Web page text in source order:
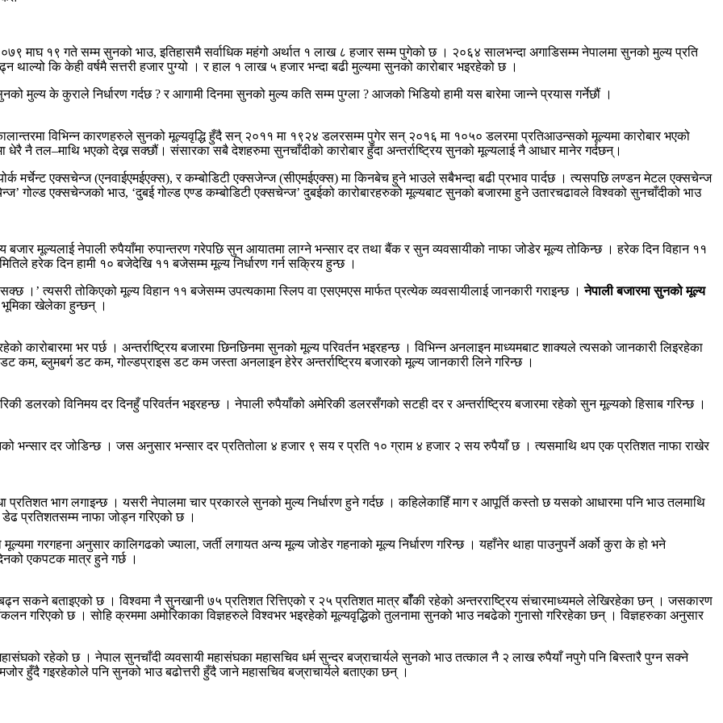
माघ १९ गते सम्म सुनको भाउ, इतिहासमै सर्वाधिक महंगो अर्थात १ लाख ८ हजार सम्म पुगेको छ । २०६४ सालभन्दा अगाडिसम्म नेपालमा सुनको मुल्य प्रति
कि केही वर्षमै सत्तरी हजार पुग्यो । र हाल १ लाख ५ हजार भन्दा बढी मुल्यमा सुनको कारोबार भइरहेको छ ।
मुल्य के कुराले निर्धारण गर्दछ ? र आगामी दिनमा सुनको मुल्य कति सम्म पुग्ला ? आजको भिडियो हामी यस बारेमा जान्ने प्रयास गर्नेछौं ।
विभिन्न कारणहरुले सुनको मूल्यवृद्धि हुँदै सन् २०११ मा १९२४ डलरसम्म पुगेर सन् २०१६ मा १०५० डलरमा प्रतिआउन्सको मूल्यमा कारोबार भएको
धेरै नै तल–माथि भएको देख्न सक्छौं। संसारका सबै देशहरुमा सुनचाँदीको कारोबार हुँदा अन्तर्राष्ट्रिय सुनको मूल्यलाई नै आधार मानेर गर्दछन्।
मर्चेन्ट एक्सचेन्ज (एनवाईएमईएक्स), र कम्बोडिटी एक्सजेन्ज (सीएमईएक्स) मा किनबेच हुने भाउले सबैभन्दा बढी प्रभाव पार्दछ । त्यसपछि लण्डन मेटल एक्सचेन्ज
गोल्ड एक्सचेन्जको भाउ, ‘दुबई गोल्ड एण्ड कम्बोडिटी एक्सचेन्ज’ दुबईको कारोबारहरुको मूल्यबाट सुनको बजारमा हुने उतारचढावले विश्वको सुनचाँदीको भाउ
बजार मूल्यलाई नेपाली रुपैयाँमा रुपान्तरण गरेपछि सुन आयातमा लाग्ने भन्सार दर तथा बैंक र सुन व्यवसायीको नाफा जोडेर मूल्य तोकिन्छ । हरेक दिन विहान ११
हरेक दिन हामी १० बजेदेखि ११ बजेसम्म मूल्य निर्धारण गर्न सक्रिय हुन्छ ।
।’ त्यसरी तोकिएको मूल्य विहान ११ बजेसम्म उपत्यकामा स्लिप वा एसएमएस मार्फत प्रत्येक व्यवसायीलाई जानकारी गराइन्छ ।नेपाली बजारमा सुनको मूल्य
भूमिका खेलेका हुन्छन् ।
कारोबारमा भर पर्छ । अन्तर्राष्ट्रिय बजारमा छिनछिनमा सुनको मूल्य परिवर्तन भइरहन्छ । विभिन्न अनलाइन माध्यमबाट शाक्यले त्यसको जानकारी लिइरहेका
कम, ब्लुमबर्ग डट कम, गोल्डप्राइस डट कम जस्ता अनलाइन हेरेर अन्तर्राष्ट्रिय बजारको मूल्य जानकारी लिने गरिन्छ ।
डलरको विनिमय दर दिनहुँ परिवर्तन भइरहन्छ । नेपाली रुपैयाँको अमेरिकी डलरसँगको सटही दर र अन्तर्राष्ट्रिय बजारमा रहेको सुन मूल्यको हिसाब गरिन्छ ।
भन्सार दर जोडिन्छ । जस अनुसार भन्सार दर प्रतितोला ४ हजार ९ सय र प्रति १० ग्राम ४ हजार २ सय रुपैयाँ छ । त्यसमाथि थप एक प्रतिशत नाफा राखेर
भाग लगाइन्छ । यसरी नेपालमा चार प्रकारले सुनको मुल्य निर्धारण हुने गर्दछ । कहिलेकाहिँ माग र आपूर्ति कस्तो छ यसको आधारमा पनि भाउ तलमाथि
प्रतिशतसम्म नाफा जोड्न गरिएको छ ।
गरगहना अनुसार कालिगढको ज्याला, जर्ती लगायत अन्य मूल्य जोडेर गहनाको मूल्य निर्धारण गरिन्छ । यहाँनेर थाहा पाउनुपर्ने अर्को कुरा के हो भने
एकपटक मात्र हुने गर्छ ।
बढ्न सकने बताइएको छ । विश्वमा नै सुनखानी ७५ प्रतिशत रित्तिएको र २५ प्रतिशत मात्र बाँँकी रहेको अन्तरराष्ट्रिय संचारमाध्यमले लेखिरहेका छन् । जसकारण
गरिएको छ । सोहि क्रममा अमोरिकाका विज्ञहरुले विश्वभर भइरहेको मूल्यवृद्धिको तुलनामा सुनको भाउ नबढेको गुनासो गरिरहेका छन् । विज्ञहरुका अनुसार
रहेको छ । नेपाल सुनचाँदी व्यवसायी महासंघका महासचिव धर्म सुन्दर बज्राचार्यले सुनको भाउ तत्काल नै २ लाख रुपैयाँ नपुगे पनि बिस्तारै पुग्न सक्ने
हुँदै गइरहेकोले पनि सुनको भाउ बढोत्तरी हुँदै जाने महासचिव बज्राचार्यले बताएका छन् ।